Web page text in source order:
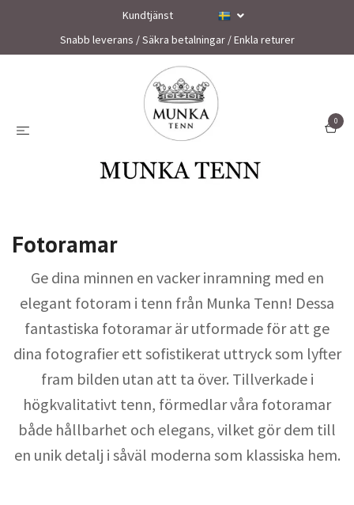
Kundtjänst
Snabb leverans / Säkra betalningar / Enkla returer
0
Fotoramar
Ge dina minnen en vacker inramning med en
elegant fotoram i tenn från Munka Tenn! Dessa
fantastiska fotoramar är utformade för att ge
dina fotografier ett sofistikerat uttryck som lyfter
fram bilden utan att ta över. Tillverkade i
högkvalitativt tenn, förmedlar våra fotoramar
både hållbarhet och elegans, vilket gör dem till
en unik detalj i såväl moderna som klassiska hem.